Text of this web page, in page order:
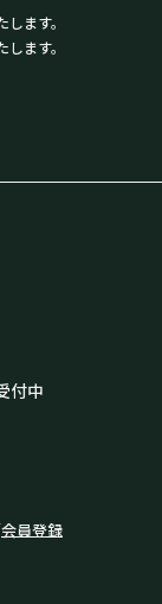
ます。
ます。
付中
会員登録